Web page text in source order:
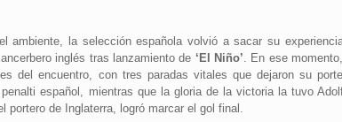
ambiente, la selección española volvió a sacar su
inglés tras lanzamiento de ‘El Niño’. En ese
del encuentro, con tres paradas vitales que dejaron su
español, mientras que la gloria de la victoria la tuvo
portero de Inglaterra, logró marcar el gol final.